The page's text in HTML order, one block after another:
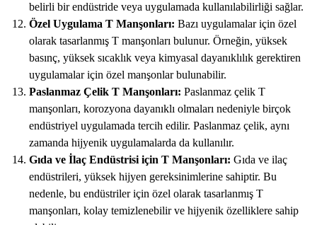
belirli bir endüstride veya uygulamada kullanılabilirliği sağlar.
Özel Uygulama T Manşonları: Bazı uygulamalar için özel
olarak tasarlanmış T manşonları bulunur. Örneğin, yüksek
basınç, yüksek sıcaklık veya kimyasal dayanıklılık gerektiren
uygulamalar için özel manşonlar bulunabilir.
Paslanmaz Çelik T Manşonları: Paslanmaz çelik T
manşonları, korozyona dayanıklı olmaları nedeniyle birçok
endüstriyel uygulamada tercih edilir. Paslanmaz çelik, aynı
zamanda hijyenik uygulamalarda da kullanılır.
Gıda ve İlaç Endüstrisi için T Manşonları: Gıda ve ilaç
endüstrileri, yüksek hijyen gereksinimlerine sahiptir. Bu
nedenle, bu endüstriler için özel olarak tasarlanmış T
manşonları, kolay temizlenebilir ve hijyenik özelliklere sahip